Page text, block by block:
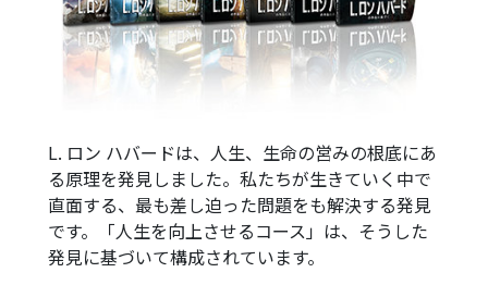
L. ロン ハバードは、人生、生命の営みの根底にあ
る原理を発見しました。私たちが生きていく中で
直面する、最も差し迫った問題をも解決する発見
です。「人生を向上させるコース」は、そうした
発見に基づいて構成されています。